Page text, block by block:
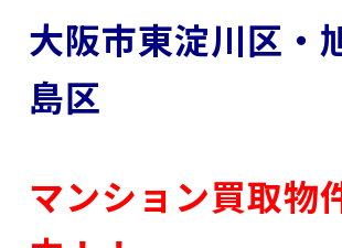
大阪市東淀川区・
島区
マンション買取物